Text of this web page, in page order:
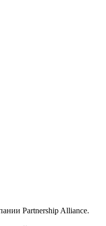
Partnership Alliance.